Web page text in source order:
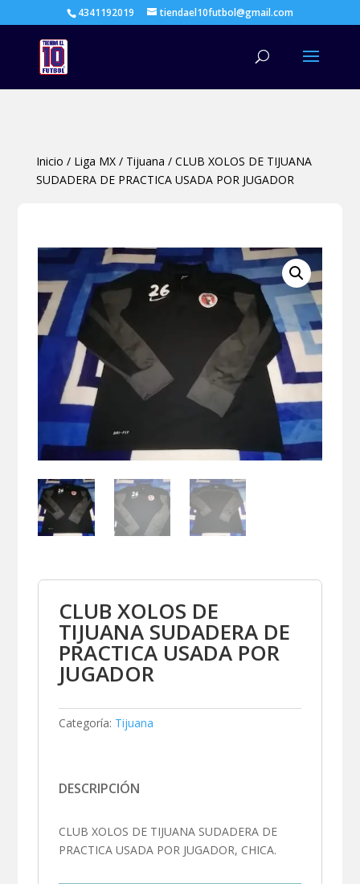
4341192019 tiendael10futbol@gmail.com
Inicio / Liga MX/ Tijuana / CLUB XOLOS DE TIJUANA
SUDADERA DE PRACTICA USADA POR JUGADOR
CLUB XOLOS DE
TIJUANA SUDADERA DE
PRACTICA USADA POR
JUGADOR
Categoría: Tijuana
DESCRIPCIÓN
CLUB XOLOS DE TIJUANA SUDADERA DE
PRACTICA USADA POR JUGADOR, CHICA.